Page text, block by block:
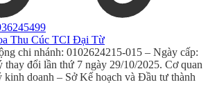
Thu Cúc TCI Đại Từ
chi nhánh: 0102624215-015 – Ngày cấp:
thay đổi lần thứ 7 ngày 29/10/2025. Cơ quan
kinh doanh – Sở Kế hoạch và Đầu tư thành